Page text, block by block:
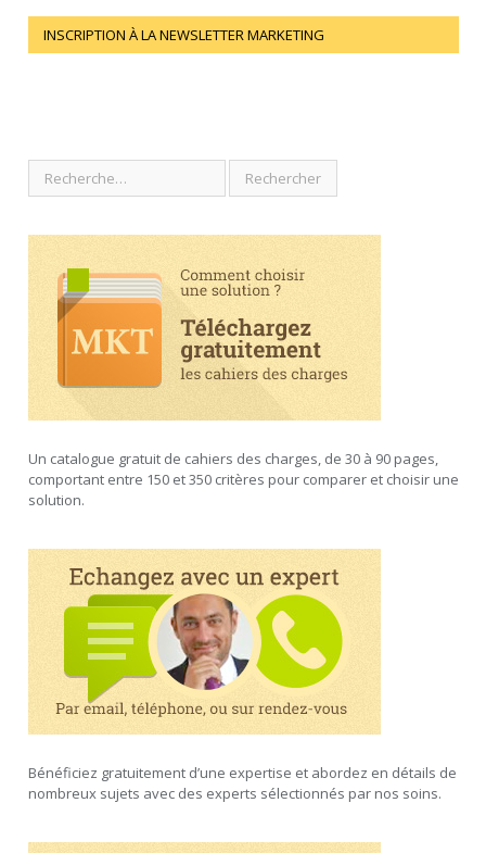
INSCRIPTION À LA NEWSLETTER MARKETING
Un catalogue gratuit de cahiers des charges, de 30 à 90 pages,
comportant entre 150 et 350 critères pour comparer et choisir une
solution.
Bénéficiez gratuitement d’une expertise et abordez en détails de
nombreux sujets avec des experts sélectionnés par nos soins.